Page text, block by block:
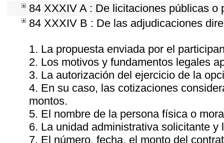
84 XXXIV A : De licitaciones públicas
84 XXXIV B : De las adjudicaciones
1. La propuesta enviada por el
2. Los motivos y fundamentos legales
3. La autorización del ejercicio de la
4. En su caso, las cotizaciones
montos.
5. El nombre de la persona física o
6. La unidad administrativa solicitante
7. El número, fecha, el monto del